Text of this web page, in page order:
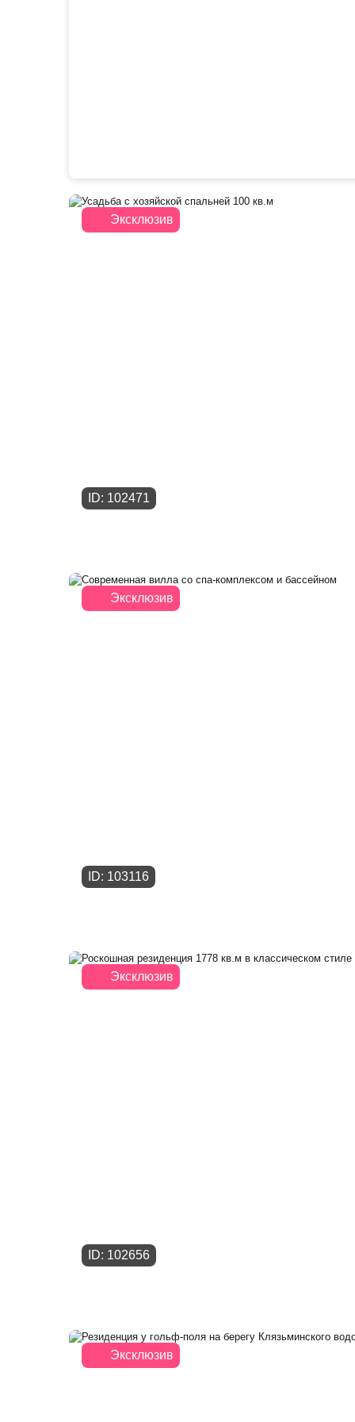
Эксклюзив
ID: 102471
Эксклюзив
ID: 103116
Эксклюзив
ID: 102656
Эксклюзив